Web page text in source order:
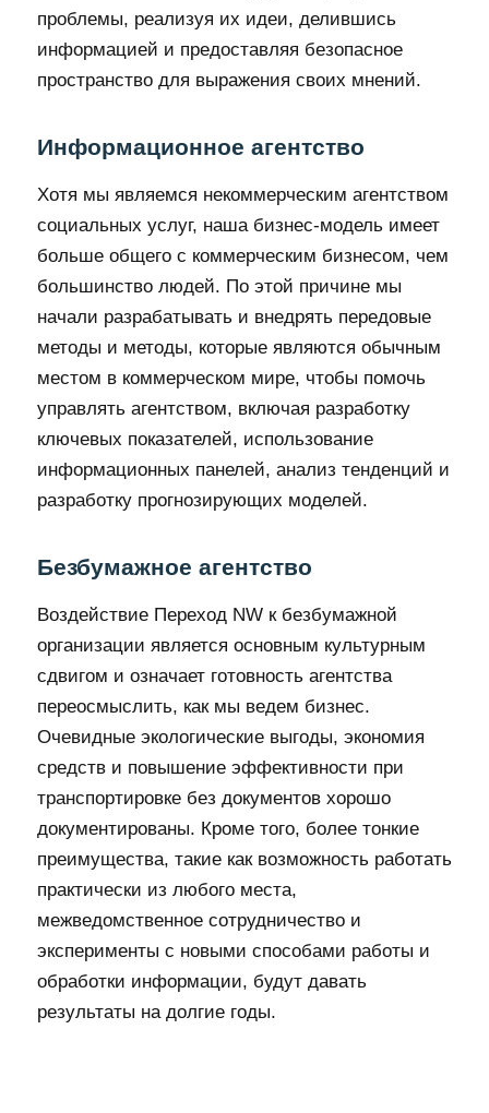
проблемы, реализуя их идеи, делившись
информацией и предоставляя безопасное
пространство для выражения своих мнений.
Информационное агентство
Хотя мы являемся некоммерческим агентством
социальных услуг, наша бизнес-модель имеет
больше общего с коммерческим бизнесом, чем
большинство людей. По этой причине мы
начали разрабатывать и внедрять передовые
методы и методы, которые являются обычным
местом в коммерческом мире, чтобы помочь
управлять агентством, включая разработку
ключевых показателей, использование
информационных панелей, анализ тенденций и
разработку прогнозирующих моделей.
Безбумажное агентство
Воздействие Переход NW к безбумажной
организации является основным культурным
сдвигом и означает готовность агентства
переосмыслить, как мы ведем бизнес.
Очевидные экологические выгоды, экономия
средств и повышение эффективности при
транспортировке без документов хорошо
документированы. Кроме того, более тонкие
преимущества, такие как возможность работать
практически из любого места,
межведомственное сотрудничество и
эксперименты с новыми способами работы и
обработки информации, будут давать
результаты на долгие годы.